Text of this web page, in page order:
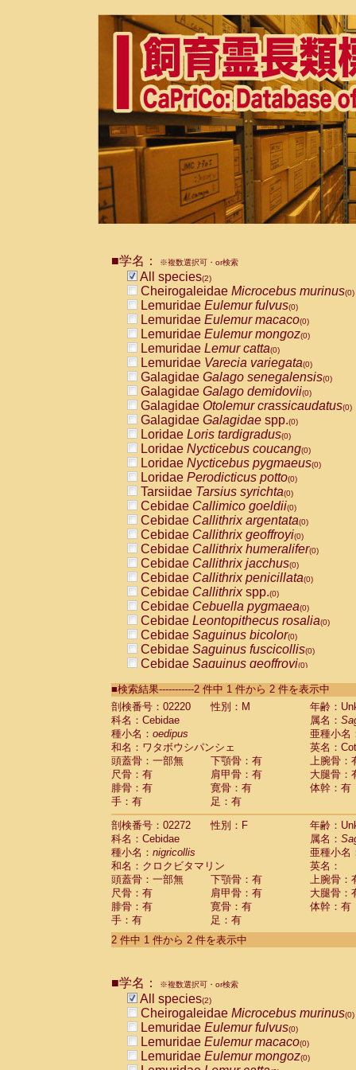
■学名： ※複数選択可・or検索
All species(2)
Cheirogaleidae Microcebus murinus(0)
Lemuridae Eulemur fulvus(0)
Lemuridae Eulemur macaco(0)
Lemuridae Eulemur mongoz(0)
Lemuridae Lemur catta(0)
Lemuridae Varecia variegata(0)
Galagidae Galago senegalensis(0)
Galagidae Galago demidovii(0)
Galagidae Otolemur crassicaudatus(0)
Galagidae Galagidae spp.(0)
Loridae Loris tardigradus(0)
Loridae Nycticebus coucang(0)
Loridae Nycticebus pygmaeus(0)
Loridae Perodicticus potto(0)
Tarsiidae Tarsius syrichta(0)
Cebidae Callimico goeldii(0)
Cebidae Callithrix argentata(0)
Cebidae Callithrix geoffroyi(0)
Cebidae Callithrix humeralifer(0)
Cebidae Callithrix jacchus(0)
Cebidae Callithrix penicillata(0)
Cebidae Callithrixspp.(0)
Cebidae Cebuella pygmaea(0)
Cebidae Leontopithecus rosalia(0)
Cebidae Saguinus bicolor(0)
Cebidae Saguinus fuscicollis(0)
Cebidae Saguinus geoffroyi(0)
CebidaeSaguinus labiatus(0)
Cebidae Saguinus leucopus (0)
Cebidae
Cebidae
CebidaeSaguinus nigricollis (1)
Cebidae Saguinus oedipus
Cebidae Saguinus weddelli
Cebidae Saguinusspp.
Cebidae Aotus trivirgatus
Cebidae Cebus albifrons
Cebidae
CebidaeCebus capucinus
CebidaeCebus nigrivittatus
Cebidae Cebusspp.(0)
Cebidae Saimiri boliviensis
Cebidae Saimiri sciureus
Atelidae Alouatta caraya
AtelidaeAlouatta fusca
AtelidaeAlouatta seniculus
AtelidaeAteles belzebuth
AtelidaeAteles geoffroyi
AtelidaeAteles paniscus(0)
AtelidaeAtelesspp. (0)
AtelidaeLagothrix lagothricha
AtelidaeLagothrix lagothricha cana
PitheciidaeCacajao calvus
■検索結果-----------2 件中 1 件から 2 件を表示中
剖検番号：02220
性別：M
年齢：
科名：Cebidae
属名：
種小名： oedipus
亜種小名
和名：ワタボウシパンシェ
英名：
頭蓋骨：一部無
下顎骨：有
上腕骨：
尺骨：有
肩甲骨：有
大腿骨：
腓骨：有
寛骨：有
体幹：有
手：有
足：有
剖検番号：02272
性別：F
年齢：
科名：Cebidae
属名：
種小名： nigricollis
亜種小名
和名：クロクビタマリン
英名：
頭蓋骨：一部無
下顎骨：有
上腕骨：
尺骨：有
肩甲骨：有
大腿骨：
腓骨：有
寛骨：有
体幹：有
手：有
足：有
2 件中 1 件から 2 件を表示中
■学名： ※複数選択可・or検索
All species(2)
Cheirogaleidae Microcebus murinus(0)
Lemuridae Eulemur fulvus(0)
Lemuridae Eulemur macaco(0)
Lemuridae Eulemur mongoz(0)